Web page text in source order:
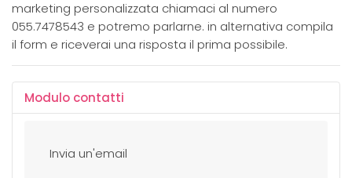
Modulo contatti
Invia un'email